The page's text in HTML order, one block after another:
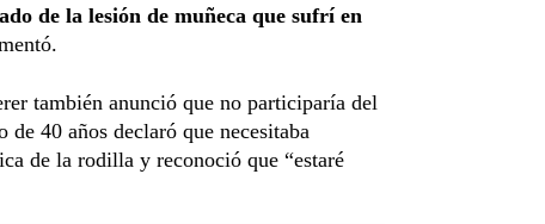
de la lesión de muñeca que sufrí en
también anunció que no participaría del
40 años declaró que necesitaba
de la rodilla y reconoció que “estaré